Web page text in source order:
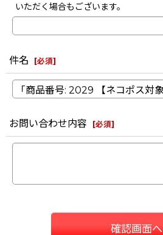
いただく場合もございます。
件名 [必須]
お問い合わせ内容 [必須]
確認画面へ